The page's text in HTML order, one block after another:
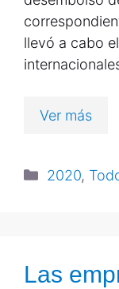
llevó a cabo
Ver más
2020,
Las